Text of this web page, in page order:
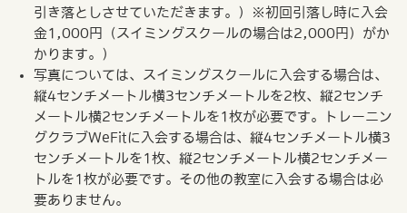
引き落としさせていただきます。）※初回引落し時に入会
金1,000円（スイミングスクールの場合は2,000円）がか
かります。）
写真については、スイミングスクールに入会する場合は、
縦4センチメートル横3センチメートルを2枚、縦2センチ
メートル横2センチメートルを1枚が必要です。トレーニン
グクラブWeFitに入会する場合は、縦4センチメートル横3
センチメートルを1枚、縦2センチメートル横2センチメー
トルを1枚が必要です。その他の教室に入会する場合は必
要ありません。